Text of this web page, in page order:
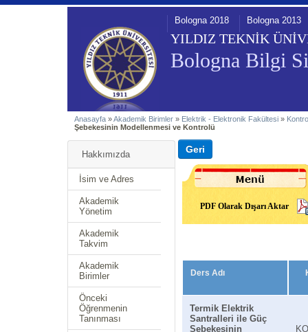
YILDIZ TEKNİK
Bologna Bilgi
Bologna 2018 Bologna 2013
Anasayfa »Akademik Birimler » Elektrik - Elektronik Fakültesi »
Şebekesinin Modellenmesi ve Kontrolü
Hakkımızda
İsim ve Adres
Akademik
Yönetim
Akademik
Takvim
Akademik
Birimler
Önceki
Öğrenmenin
Tanınması
PDF Olarak Dışarı Aktar
Ders Adı
Termik Elektrik
Santralleri ile Güç
Şebekesinin